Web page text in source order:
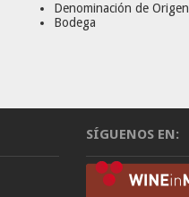
Denominación de Origen
Bodega
SÍGUENOS EN: